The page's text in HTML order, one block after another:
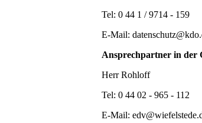
Tel: 0 44 1 / 9714 - 159
E-Mail:
Ansprechpartner in der
Herr Rohloff
Tel: 0 44 02 - 965 - 112
E-Mail: